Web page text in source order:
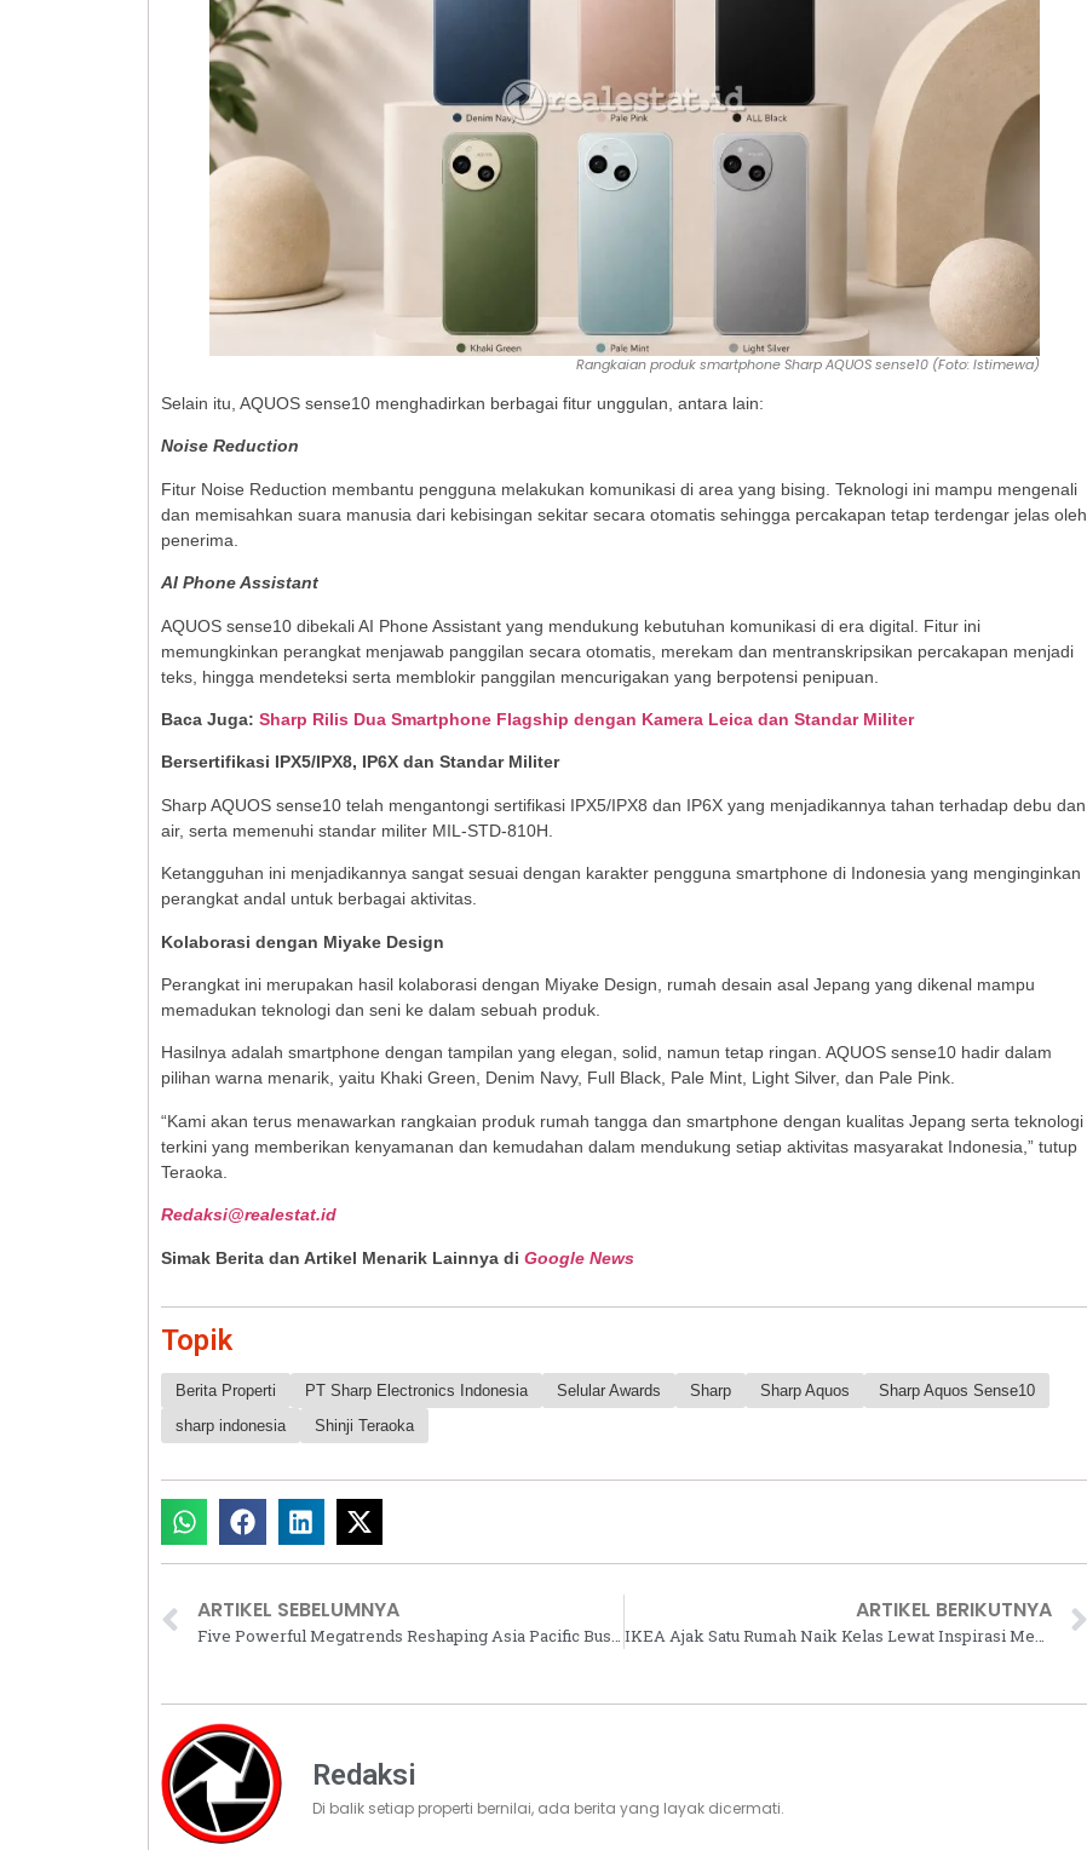
Rangkaian produk smartphone Sharp AQUOS sense10 (Foto: Istimewa)
Selain itu, AQUOS sense10 menghadirkan berbagai fitur unggulan, antara lain:
Noise Reduction
Fitur Noise Reduction membantu pengguna melakukan komunikasi di area yang bising. Teknologi ini mampu mengenali
dan memisahkan suara manusia dari kebisingan sekitar secara otomatis sehingga percakapan tetap terdengar jelas oleh
penerima.
AI Phone Assistant
AQUOS sense10 dibekali AI Phone Assistant yang mendukung kebutuhan komunikasi di era digital. Fitur ini
memungkinkan perangkat menjawab panggilan secara otomatis, merekam dan mentranskripsikan percakapan menjadi
teks, hingga mendeteksi serta memblokir panggilan mencurigakan yang berpotensi penipuan.
Baca Juga: Sharp Rilis Dua Smartphone Flagship dengan Kamera Leica dan Standar Militer
Bersertifikasi IPX5/IPX8, IP6X dan Standar Militer
Sharp AQUOS sense10 telah mengantongi sertifikasi IPX5/IPX8 dan IP6X yang menjadikannya tahan terhadap debu dan
air, serta memenuhi standar militer MIL-STD-810H.
Ketangguhan ini menjadikannya sangat sesuai dengan karakter pengguna smartphone di Indonesia yang menginginkan
perangkat andal untuk berbagai aktivitas.
Kolaborasi dengan Miyake Design
Perangkat ini merupakan hasil kolaborasi dengan Miyake Design, rumah desain asal Jepang yang dikenal mampu
memadukan teknologi dan seni ke dalam sebuah produk.
Hasilnya adalah smartphone dengan tampilan yang elegan, solid, namun tetap ringan. AQUOS sense10 hadir dalam
pilihan warna menarik, yaitu Khaki Green, Denim Navy, Full Black, Pale Mint, Light Silver, dan Pale Pink.
“Kami akan terus menawarkan rangkaian produk rumah tangga dan smartphone dengan kualitas Jepang serta teknologi
terkini yang memberikan kenyamanan dan kemudahan dalam mendukung setiap aktivitas masyarakat Indonesia,” tutup
Teraoka.
Redaksi@realestat.id
Simak Berita dan Artikel Menarik Lainnya di Google News
Topik
Berita Properti PT Sharp Electronics Indonesia Selular Awards Sharp Sharp Aquos
Sharp Aquos Sense10
sharp indonesia
Shinji Teraoka
ARTIKEL SEBELUMNYA
Five Powerful Megatrends Reshaping Asia Pacific Business Hubs: Colliers
ARTIKEL BERIKUTNYA
IKEA Ajak Satu Rumah Naik Kelas Lewat Inspirasi Menata Hunian yang Nyaman
Redaksi
Di balik setiap properti bernilai, ada berita yang layak dicermati.